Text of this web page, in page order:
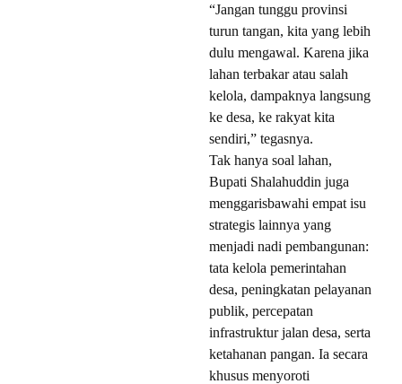
“Jangan tunggu provinsi
turun tangan, kita yang lebih
dulu mengawal. Karena jika
lahan terbakar atau salah
kelola, dampaknya langsung
ke desa, ke rakyat kita
sendiri,” tegasnya.
Tak hanya soal lahan,
Bupati Shalahuddin juga
menggarisbawahi empat isu
strategis lainnya yang
menjadi nadi pembangunan:
tata kelola pemerintahan
desa, peningkatan pelayanan
publik, percepatan
infrastruktur jalan desa, serta
ketahanan pangan. Ia secara
khusus menyoroti